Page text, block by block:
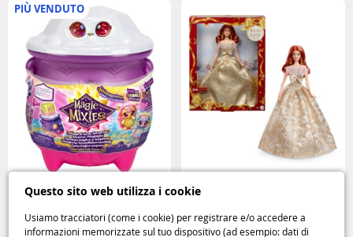
Questo sito web utilizza i cookie
Usiamo tracciatori (come i cookie) per registrare e/o accedere a
informazioni memorizzate sul tuo dispositivo (ad esempio: dati di
PIÙ VENDUTO
Magic Mixies Calderone del Sole
crea la tua magia luminosa
MOOSE
Barbie Signature Holiday 2025